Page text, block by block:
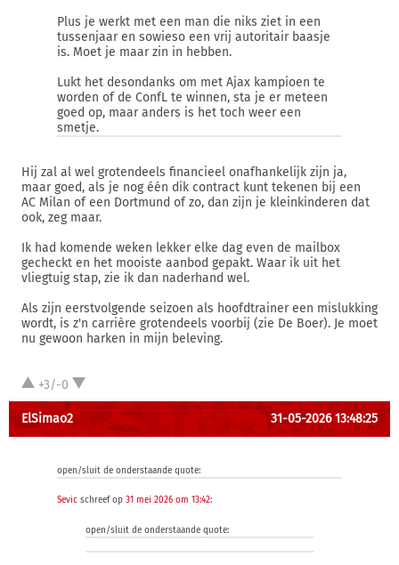
Plus je werkt met een man die niks ziet in een
tussenjaar en sowieso een vrij autoritair baasje
is. Moet je maar zin in hebben.
Lukt het desondanks om met Ajax kampioen te
worden of de ConfL te winnen, sta je er meteen
goed op, maar anders is het toch weer een
smetje.
Hij zal al wel grotendeels financieel onafhankelijk zijn ja,
maar goed, als je nog één dik contract kunt tekenen bij een
AC Milan of een Dortmund of zo, dan zijn je kleinkinderen dat
ook, zeg maar.
Ik had komende weken lekker elke dag even de mailbox
gecheckt en het mooiste aanbod gepakt. Waar ik uit het
vliegtuig stap, zie ik dan naderhand wel.
Als zijn eerstvolgende seizoen als hoofdtrainer een mislukking
wordt, is z'n carrière grotendeels voorbij (zie De Boer). Je moet
nu gewoon harken in mijn beleving.
+3/-0
ElSimao2 31-05-2026 13:48:25
open/sluit de onderstaande quote:
Sevic schreef op 31 mei 2026 om 13:42:
open/sluit de onderstaande quote: